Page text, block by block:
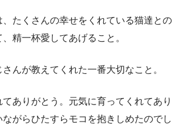
たくさんの幸せをくれている猫達との
精一杯愛してあげること。
んが教えてくれた一番大切なこと。
ありがとう。元気に育ってくれてあり
がらひたすらモコを抱きしめたのでし